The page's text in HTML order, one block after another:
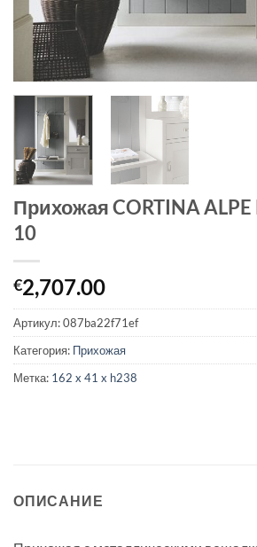
Прихожая CORTINA ALPE
10
€2,707.00
Артикул:087ba22f71ef
Категория: Прихожая
Метка: 162 x 41 x h238
ОПИСАНИЕ